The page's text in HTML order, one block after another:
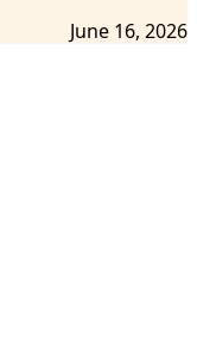
June 16, 2026